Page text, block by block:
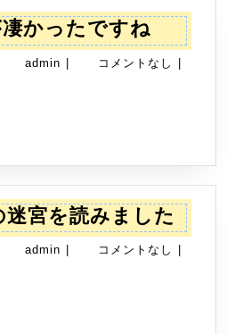
ー
かったですね
風
１
凄
か
っ
た
で
admin admin
| コメントなし
|
宮を読みました
ク
リ
ム
admin adminコメントなし